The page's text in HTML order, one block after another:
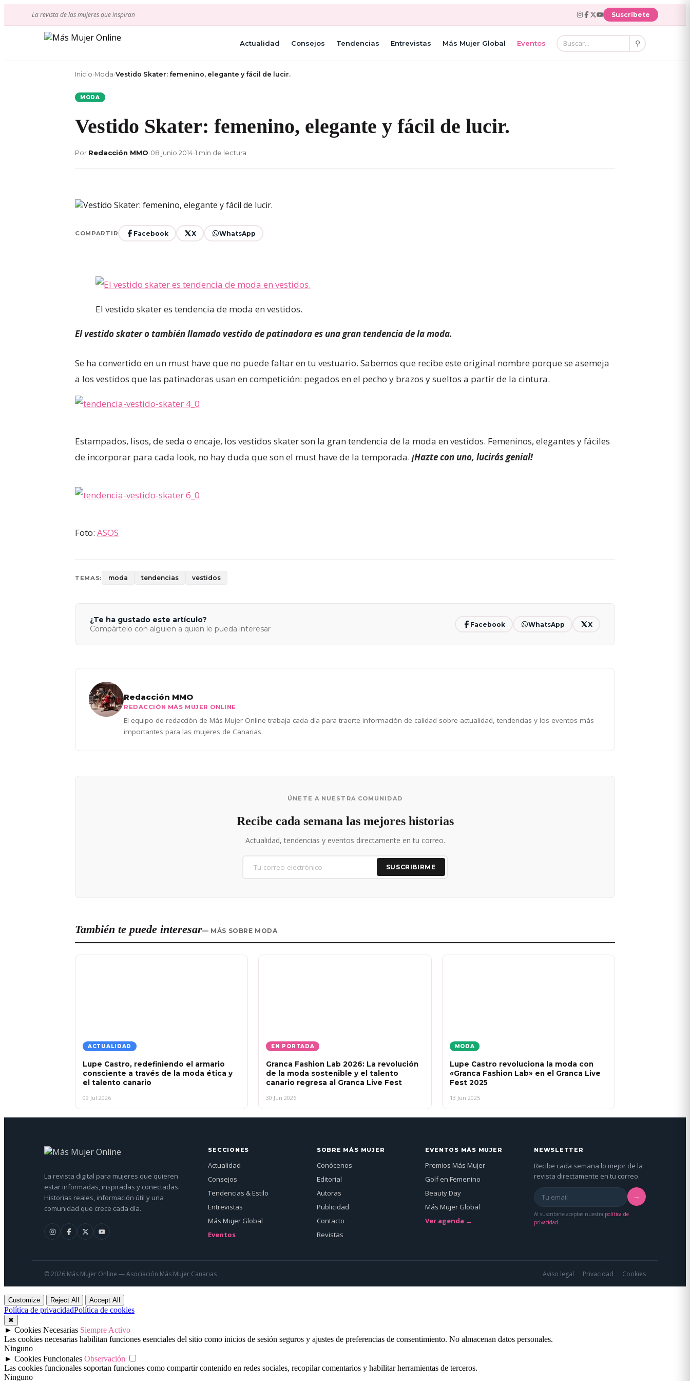
contenido
La revista de las mujeres que inspiran Suscríbete
Actualidad Consejos Tendencias Entrevistas Más Mujer Global Eventos ⚲
Inicio›Moda›Vestido Skater: femenino, elegante y fácil de lucir.
MODA
Vestido Skater: femenino, elegante y fácil de lucir.
Por Redacción MMO•08 junio 2014•1 min de lectura
COMPARTIR Facebook X WhatsApp
El vestido skater es tendencia de moda en vestidos.
El vestido skater o también llamado vestido de patinadora es una gran tendencia de la moda.
Se ha convertido en un must have que no puede faltar en tu vestuario. Sabemos que recibe este original nombre porque se asemeja
a los vestidos que las patinadoras usan en competición: pegados en el pecho y brazos y sueltos a partir de la cintura.
Estampados, lisos, de seda o encaje, los vestidos skater son la gran tendencia de la moda en vestidos. Femeninos, elegantes y fáciles
de incorporar para cada look, no hay duda que son el must have de la temporada. ¡Hazte con uno, lucirás genial!
Foto: ASOS
TEMAS: moda tendencias vestidos
¿Te ha gustado este artículo?
Compártelo con alguien a quien le pueda interesar
Facebook WhatsApp X
Redacción MMO
REDACCIÓN MÁS MUJER ONLINE
El equipo de redacción de Más Mujer Online trabaja cada día para traerte información de calidad sobre actualidad, tendencias y los eventos más
importantes para las mujeres de Canarias.
ÚNETE A NUESTRA COMUNIDAD
Recibe cada semana las mejores historias
Actualidad, tendencias y eventos directamente en tu correo.
SUSCRIBIRME
También te puede interesar— MÁS SOBRE MODA
ACTUALIDAD
Lupe Castro, redefiniendo el armario
consciente a través de la moda ética y
el talento canario
09 Jul 2026
EN PORTADA
Granca Fashion Lab 2026: La revolución
de la moda sostenible y el talento
canario regresa al Granca Live Fest
30 Jun 2026
MODA
Lupe Castro revoluciona la moda con
«Granca Fashion Lab» en el Granca Live
Fest 2025
13 Jun 2025
La revista digital para mujeres que quieren
estar informadas, inspiradas y conectadas.
Historias reales, información útil y una
comunidad que crece cada día.
SECCIONES
Actualidad
Consejos
Tendencias & Estilo
Entrevistas
Más Mujer Global
Eventos
SOBRE MÁS MUJER
Conócenos
Editorial
Autoras
Publicidad
Contacto
Revistas
EVENTOS MÁS MUJER
Premios Más Mujer
Golf en Femenino
Beauty Day
Más Mujer Global
Ver agenda →
NEWSLETTER
Recibe cada semana lo mejor de la
revista directamente en tu correo.
→
Al suscribirte aceptas nuestra política de
privacidad.
© 2026 Más Mujer Online — Asociación Más Mujer Canarias Aviso legal Privacidad Cookies
Customize Reject All Accept All
Política de privacidadPolítica de cookies
✖
► Cookies Necesarias Siempre Activo
Las cookies necesarias habilitan funciones esenciales del sitio como inicios de sesión seguros y ajustes de preferencias de consentimiento. No almacenan datos personales.
Ninguno
► Cookies Funcionales Observación
Las cookies funcionales soportan funciones como compartir contenido en redes sociales, recopilar comentarios y habilitar herramientas de terceros.
Ninguno